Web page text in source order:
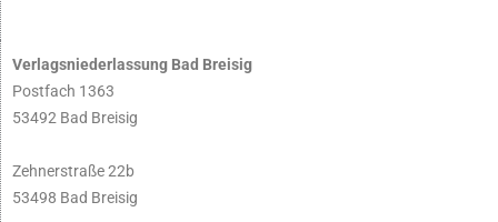
Verlagsniederlassung Bad Breisig
Postfach 1363
53492 Bad Breisig
Zehnerstraße 22b
53498 Bad Breisig